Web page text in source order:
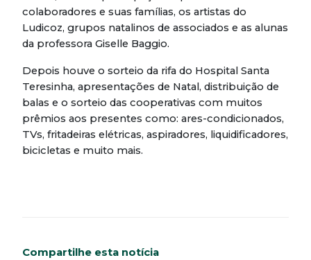
colaboradores e suas famílias, os artistas do
Ludicoz, grupos natalinos de associados e as alunas
da professora Giselle Baggio.
Depois houve o sorteio da rifa do Hospital Santa
Teresinha, apresentações de Natal, distribuição de
balas e o sorteio das cooperativas com muitos
prêmios aos presentes como: ares-condicionados,
TVs, fritadeiras elétricas, aspiradores, liquidificadores,
bicicletas e muito mais.
Compartilhe esta notícia